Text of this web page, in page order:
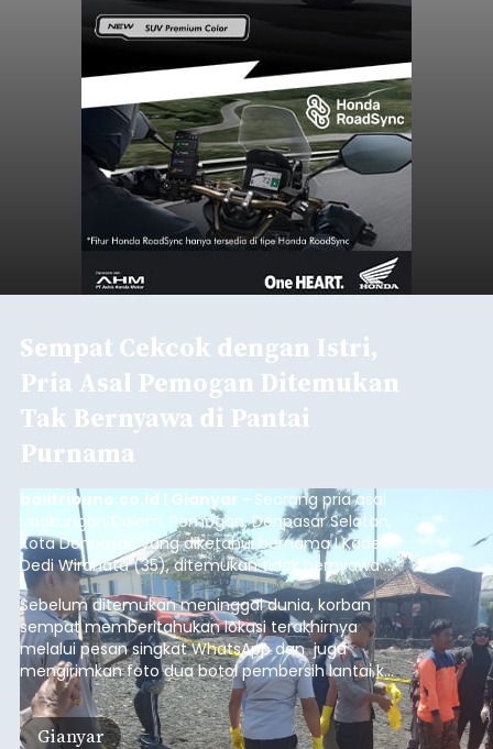
Sempat Cekcok dengan Istri,
Pria Asal Pemogan Ditemukan
Tak Bernyawa di Pantai
Purnama
balitribune.co.id I Gianyar - Seorang pria asal
Lingkungan Dalem, Pemogan, Denpasar Selatan,
Kota Denpasar, yang diketahui bernama I Kadek
Dedi Wiranata (35), ditemukan tidak bernyawa di
pesisir Pantai Purnama, Sukawati.
Sebelum ditemukan meninggal dunia, korban
sempat memberitahukan lokasi terakhirnya
melalui pesan singkat WhatsApp dan juga
mengirimkan foto dua botol pembersih lantai ke
istrinya.
Gianyar